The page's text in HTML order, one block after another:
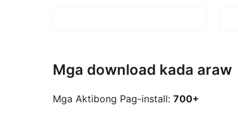
Mga download kada araw
Mga Aktibong Pag-install: 700+